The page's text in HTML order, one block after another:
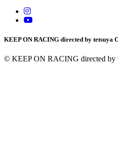
KEEP ON RACING directed by tetsuya
© KEEP ON RACING directed by